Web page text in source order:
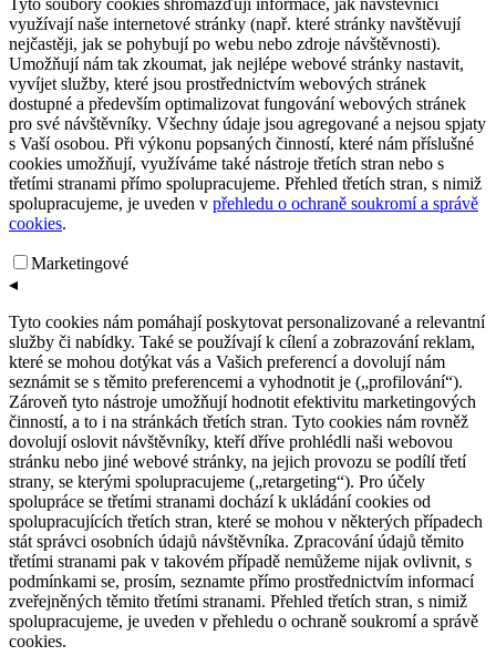
Tyto soubory cookies shromažďují informace, jak návštěvníci
využívají naše internetové stránky (např. které stránky navštěvují
nejčastěji, jak se pohybují po webu nebo zdroje návštěvnosti).
Umožňují nám tak zkoumat, jak nejlépe webové stránky nastavit,
vyvíjet služby, které jsou prostřednictvím webových stránek
dostupné a především optimalizovat fungování webových stránek
pro své návštěvníky. Všechny údaje jsou agregované a nejsou spjaty
s Vaší osobou. Při výkonu popsaných činností, které nám příslušné
cookies umožňují, využíváme také nástroje třetích stran nebo s
třetími stranami přímo spolupracujeme. Přehled třetích stran, s nimiž
spolupracujeme, je uveden v přehledu o ochraně soukromí a správě
cookies.
Marketingové
◂
Tyto cookies nám pomáhají poskytovat personalizované a relevantní
služby či nabídky. Také se používají k cílení a zobrazování reklam,
které se mohou dotýkat vás a Vašich preferencí a dovolují nám
seznámit se s těmito preferencemi a vyhodnotit je („profilování“).
Zároveň tyto nástroje umožňují hodnotit efektivitu marketingových
činností, a to i na stránkách třetích stran. Tyto cookies nám rovněž
dovolují oslovit návštěvníky, kteří dříve prohlédli naši webovou
stránku nebo jiné webové stránky, na jejich provozu se podílí třetí
strany, se kterými spolupracujeme („retargeting“). Pro účely
spolupráce se třetími stranami dochází k ukládání cookies od
spolupracujících třetích stran, které se mohou v některých případech
stát správci osobních údajů návštěvníka. Zpracování údajů těmito
třetími stranami pak v takovém případě nemůžeme nijak ovlivnit, s
podmínkami se, prosím, seznamte přímo prostřednictvím informací
zveřejněných těmito třetími stranami. Přehled třetích stran, s nimiž
spolupracujeme, je uveden v přehledu o ochraně soukromí a správě
cookies.